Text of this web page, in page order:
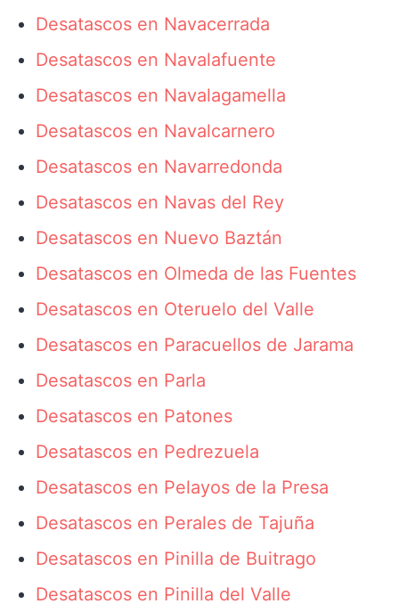
Desatascos en Navacerrada
Desatascos en Navalafuente
Desatascos en Navalagamella
Desatascos en Navalcarnero
Desatascos en Navarredonda
Desatascos en Navas del Rey
Desatascos en Nuevo Baztán
Desatascos en Olmeda de las Fuentes
Desatascos en Oteruelo del Valle
Desatascos en Paracuellos de Jarama
Desatascos en Parla
Desatascos en Patones
Desatascos en Pedrezuela
Desatascos en Pelayos de la Presa
Desatascos en Perales de Tajuña
Desatascos en Pinilla de Buitrago
Desatascos en Pinilla del Valle